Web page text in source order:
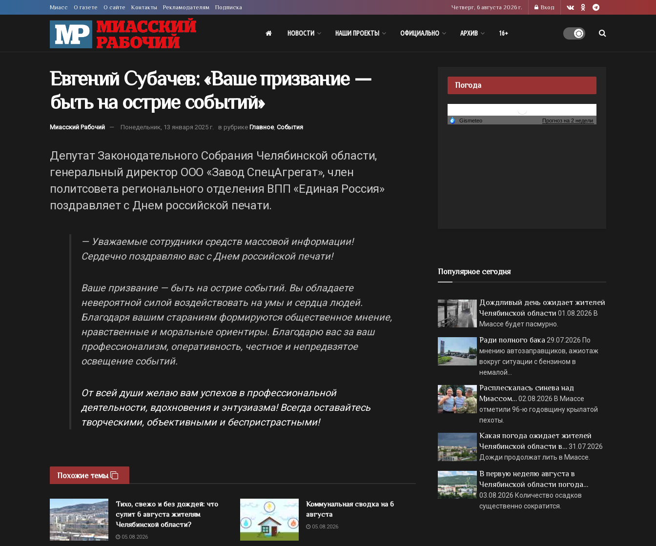
Миасс О газете О сайте Контакты Рекламодателям Подписка Четверг, 6 августа 2026 г. Вход
НОВОСТИ НАШИ ПРОЕКТЫ ОФИЦИАЛЬНО АРХИВ 16+
Евгений Субачев: «Ваше призвание —
быть на острие событий»
Миасский Рабочий Понедельник, 13 января 2025 г. в рубрике Главное, События
Депутат Законодательного Собрания Челябинской области,
генеральный директор ООО «Завод СпецАгрегат», член
политсовета регионального отделения ВПП «Единая Россия»
поздравляет с Днем российской печати.
— Уважаемые сотрудники средств массовой информации!
Сердечно поздравляю вас с Днем российской печати!
Ваше призвание — быть на острие событий. Вы обладаете
невероятной силой воздействовать на умы и сердца людей.
Благодаря вашим стараниям формируются общественное мнение,
нравственные и моральные ориентиры. Благодарю вас за ваш
профессионализм, оперативность, честное и непредвзятое
освещение событий.
От всей души желаю вам успехов в профессиональной
деятельности, вдохновения и энтузиазма! Всегда оставайтесь
творческими, объективными и беспристрастными!
Похожие темы
Тихо, свежо и без дождей: что
сулит 6 августа жителям
Челябинской области?
05.08.2026
Коммунальная сводка на 6
августа
05.08.2026
Погода
Популярное сегодня
Дождливый день ожидает жителей
Челябинской области 01.08.2026 В
Миассе будет пасмурно.
Ради полного бака 29.07.2026 По
мнению автозаправщиков, ажиотаж
вокруг ситуации с бензином в
немалой…
Расплескалась синева над
Миассом…02.08.2026 В Миассе
отметили 96-ю годовщину крылатой
пехоты.
Какая погода ожидает жителей
Челябинской области в…31.07.2026
Дожди продолжат лить в Миассе.
В первую неделю августа в
Челябинской области погода…
03.08.2026 Количество осадков
существенно сократится.